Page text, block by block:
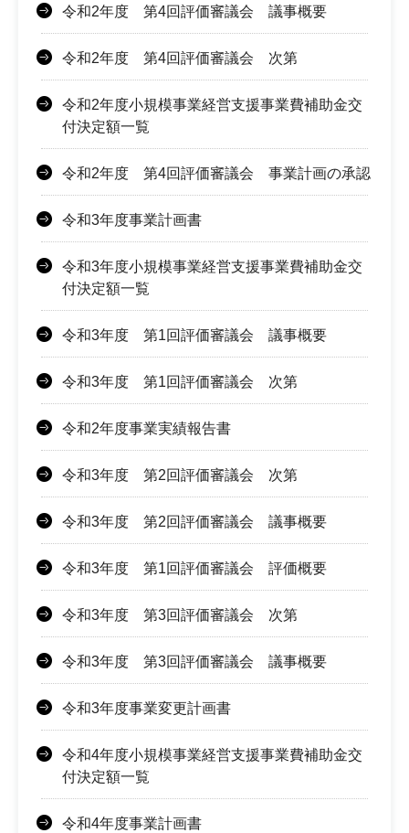
令和2年度 第4回評価審議会 議事概要
令和2年度 第4回評価審議会 次第
令和2年度小規模事業経営支援事業費補助金交
付決定額一覧
令和2年度 第4回評価審議会 事業計画の承認
令和3年度事業計画書
令和3年度小規模事業経営支援事業費補助金交
付決定額一覧
令和3年度 第1回評価審議会 議事概要
令和3年度 第1回評価審議会 次第
令和2年度事業実績報告書
令和3年度 第2回評価審議会 次第
令和3年度 第2回評価審議会 議事概要
令和3年度 第1回評価審議会 評価概要
令和3年度 第3回評価審議会 次第
令和3年度 第3回評価審議会 議事概要
令和3年度事業変更計画書
令和4年度小規模事業経営支援事業費補助金交
付決定額一覧
令和4年度事業計画書